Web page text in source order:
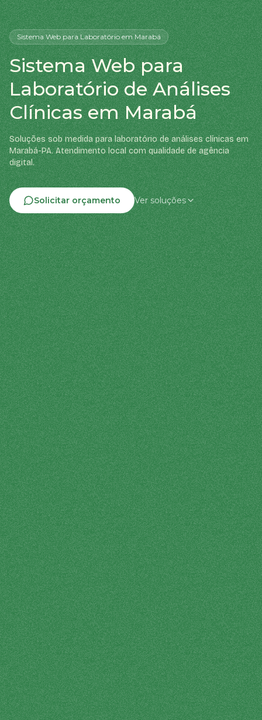
Sistema Webpara Laboratórioem Marabá
Sistema Web para
Laboratório de Análises
Clínicas em Marabá
Soluções sob medida para laboratório de análises clínicas em
Marabá-PA. Atendimento local com qualidade de agência
digital.
Solicitar orçamento Ver soluções